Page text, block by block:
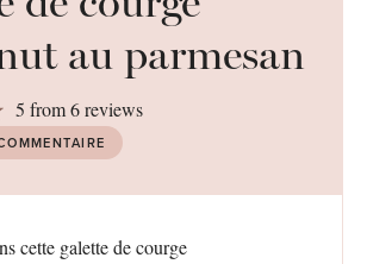
au parmesan
5
Stars
5 from6reviews